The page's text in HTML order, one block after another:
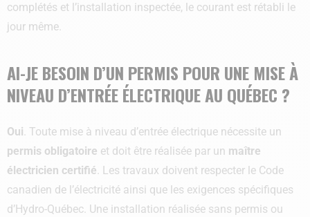
complétés et l’installation inspectée, le courant est rétabli le
jour même.
AI-JE BESOIN D’UN PERMIS POUR UNE MISE À
NIVEAU D’ENTRÉE ÉLECTRIQUE AU QUÉBEC ?
Oui. Toute mise à niveau d’entrée électrique nécessite un
permis obligatoire et doit être réalisée par un maître
électricien certifié. Les travaux doivent respecter le Code
canadien de l’électricité ainsi que les exigences spécifiques
d’Hydro-Québec. Une installation réalisée sans permis ou